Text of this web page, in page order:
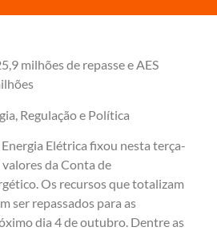
milhões de repasse e AES
Regulação e Política
Elétrica fixou nesta terça-
da Conta de
Os recursos que totalizam
ser repassados para as
dia 4 de outubro. Dentre as